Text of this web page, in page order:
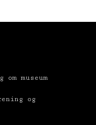
museum
og